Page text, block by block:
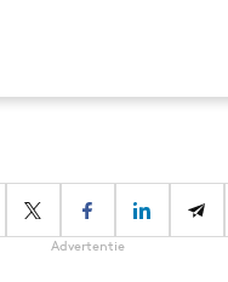
Advertentie